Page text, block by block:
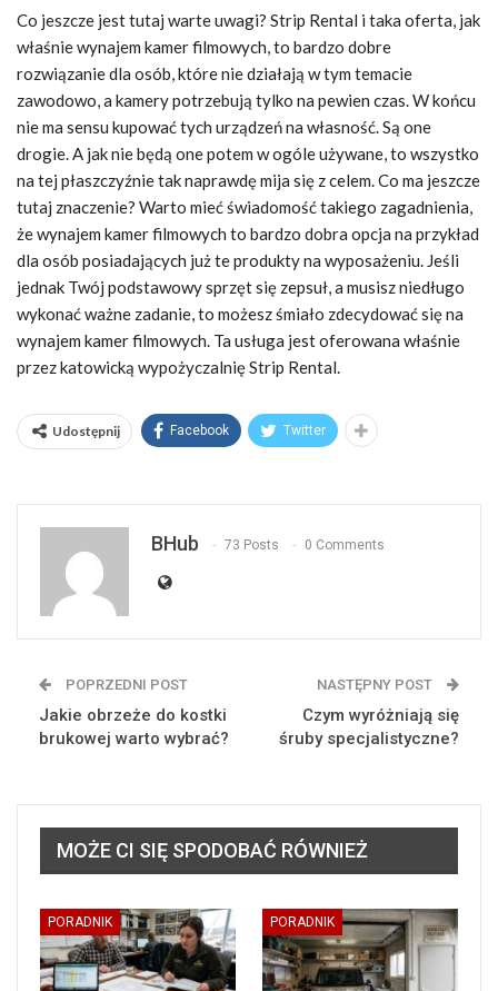
Co jeszcze jest tutaj warte uwagi? Strip Rental i taka oferta, jak
właśnie wynajem kamer filmowych, to bardzo dobre
rozwiązanie dla osób, które nie działają w tym temacie
zawodowo, a kamery potrzebują tylko na pewien czas. W końcu
nie ma sensu kupować tych urządzeń na własność. Są one
drogie. A jak nie będą one potem w ogóle używane, to wszystko
na tej płaszczyźnie tak naprawdę mija się z celem. Co ma jeszcze
tutaj znaczenie? Warto mieć świadomość takiego zagadnienia,
że wynajem kamer filmowych to bardzo dobra opcja na przykład
dla osób posiadających już te produkty na wyposażeniu. Jeśli
jednak Twój podstawowy sprzęt się zepsuł, a musisz niedługo
wykonać ważne zadanie, to możesz śmiało zdecydować się na
wynajem kamer filmowych. Ta usługa jest oferowana właśnie
przez katowicką wypożyczalnię Strip Rental.
Udostępnij Facebook Twitter
BHub 73 Posts 0 Comments
POPRZEDNI POST
Jakie obrzeże do kostki
brukowej warto wybrać?
NASTĘPNY POST
Czym wyróżniają się
śruby specjalistyczne?
MOŻE CI SIĘ SPODOBAĆ RÓWNIEŻ
PORADNIK PORADNIK